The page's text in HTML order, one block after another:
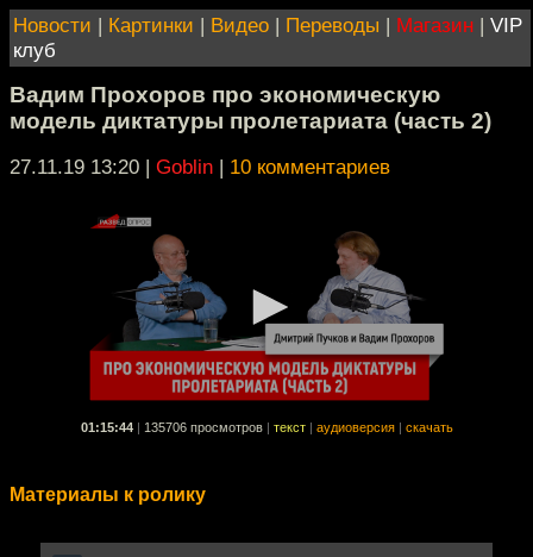
Новости | Картинки | Видео | Переводы | Магазин | VIP
клуб
Вадим Прохоров про экономическую
модель диктатуры пролетариата (часть 2)
27.11.19 13:20 | Goblin | 10 комментариев
01:15:44 135706 просмотров текст аудиоверсия скачать
Материалы к ролику